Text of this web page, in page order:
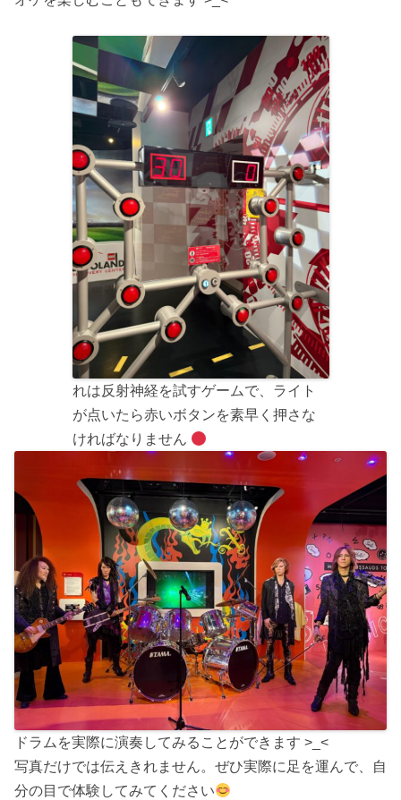
れは反射神経を試すゲームで、ライト
が点いたら赤いボタンを素早く押さな
ければなりません
ドラムを実際に演奏してみることができます >_<
写真だけでは伝えきれません。ぜひ実際に足を運んで、自
分の目で体験してみてください